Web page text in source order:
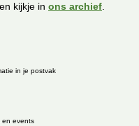
kijkje in ons archief
in je postvak
en events